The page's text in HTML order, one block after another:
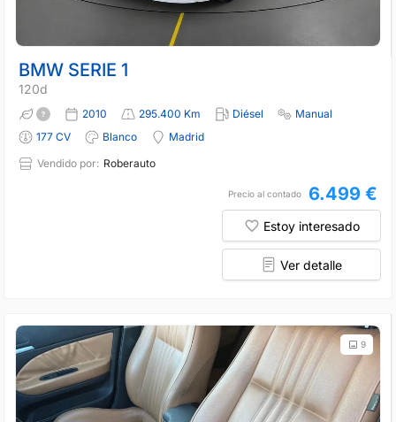
BMW SERIE 1
120d
2010 295.400 Km Diésel
Manual
177 CV
Blanco
Madrid
Vendido por: Roberauto
Precio al contado 6.499 €
Estoy interesado
Ver detalle
9